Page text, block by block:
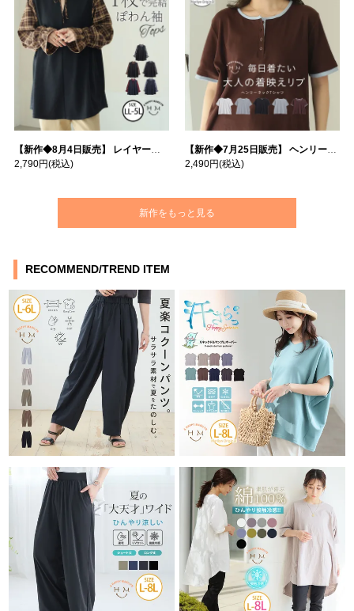
【新作◆8月4日販売】 レイヤード風デザイン チェック ぽわん袖 プルオーバー | 大きいサイズの通販ならハッピーマリリン
2,790円(税込)
【新作◆7月25日販売】 ヘンリーネック テレコ トップス | 大きいサイズの通販ならハッピーマリリン
2,490円(税込)
新作をもっと見る
RECOMMEND/TREND ITEM